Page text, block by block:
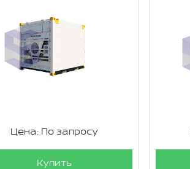
Цена: По запросу
Купить